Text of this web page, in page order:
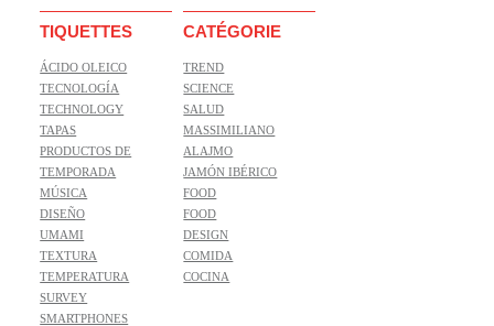
TIQUETTES
ÁCIDO OLEICO
TECNOLOGÍA
TECHNOLOGY
TAPAS
PRODUCTOS DE
TEMPORADA
MÚSICA
DISEÑO
UMAMI
TEXTURA
TEMPERATURA
SURVEY
SMARTPHONES
CATÉGORIE
TREND
SCIENCE
SALUD
MASSIMILIANO
ALAJMO
JAMÓN IBÉRICO
FOOD
FOOD
DESIGN
COMIDA
COCINA